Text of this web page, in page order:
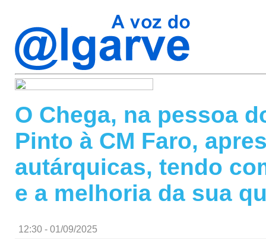
O Chega, na pessoa
Pinto à CM Faro,
autárquicas, tendo
e a melhoria da sua
12:30 - 01/09/2025